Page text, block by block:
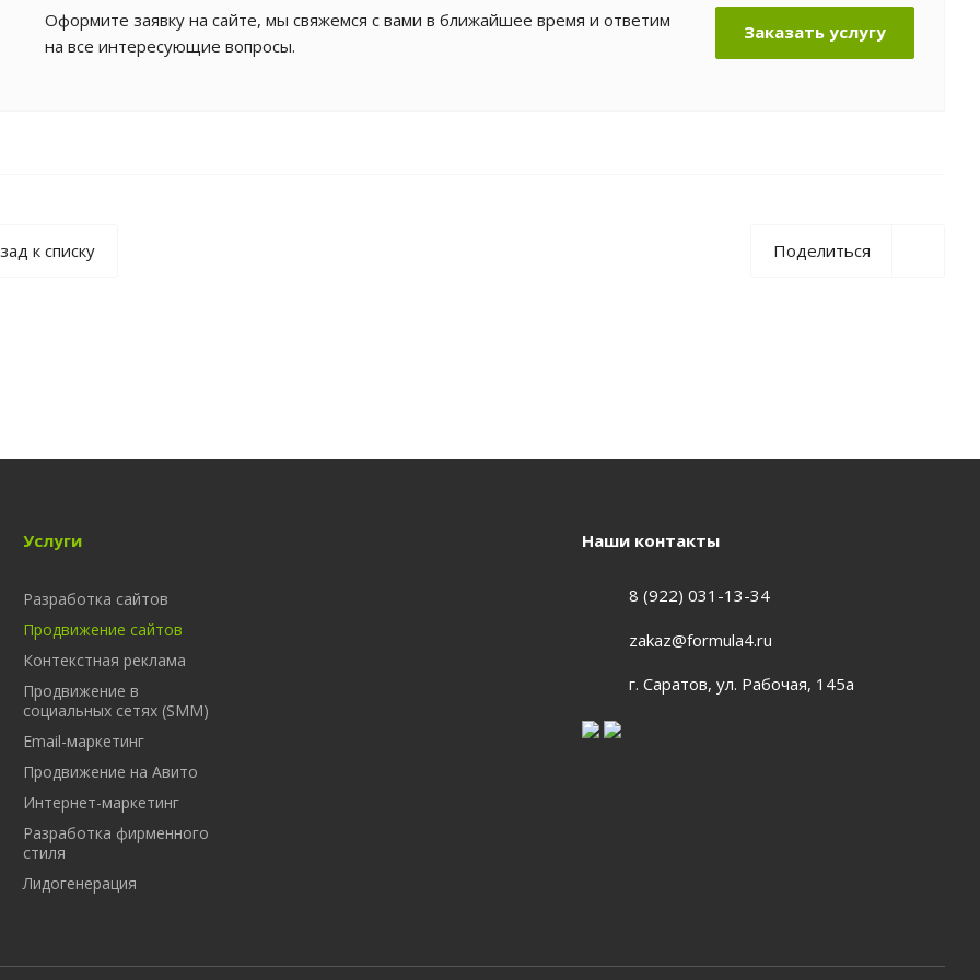
Оформите заявку на сайте, мы свяжемся с вами в ближайшее время и ответим
на все интересующие вопросы.
Заказать услугу
Поделиться
к списку
Услуги
Разработка сайтов
Продвижение сайтов
Контекстная реклама
Продвижение в
социальных сетях (SMM)
Email-маркетинг
Продвижение на Авито
Интернет-маркетинг
Разработка фирменного
стиля
Лидогенерация
Наши контакты
8 (922) 031-13-34
zakaz@formula4.ru
г. Саратов, ул. Рабочая, 145а